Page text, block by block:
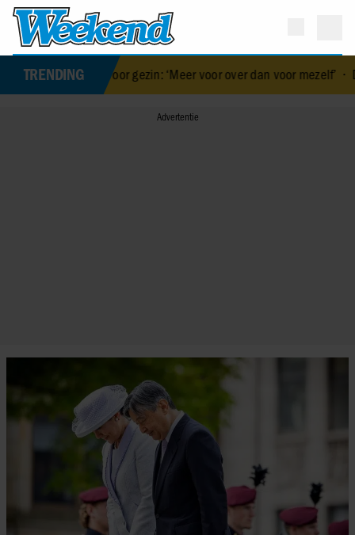
TRENDING
gul voor gezin: ‘Meer voor over dan voor mezelf’• De